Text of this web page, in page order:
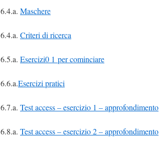
6.4.a. Maschere
6.4.a. Criteri di ricerca
6.5.a. Esercizi0 1 per cominciare
6.6.a.Esercizi pratici
6.7.a. Test access – esercizio 1 – approfondimento
6.8.a. Test access – esercizio 2 – approfondimento